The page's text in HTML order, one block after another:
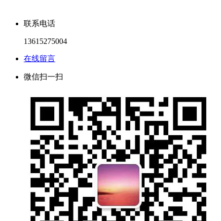
联系电话
13615275004
在线留言
微信扫一扫